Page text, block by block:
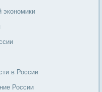
экономики
в России
России